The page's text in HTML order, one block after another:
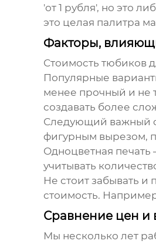
'от 1 рубля', но это
это целая палитра
Факторы,
Стоимость тюбиков
Популярные
менее прочный и не
создавать более
Следующий важный
фигурным вырезом,
Одноцветная
учитывать
Не стоит забывать
стоимость.
Сравнение цен и
Мы несколько лет